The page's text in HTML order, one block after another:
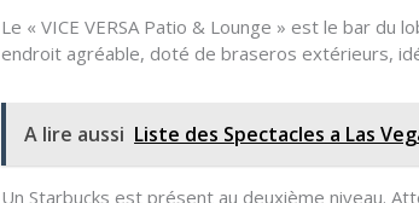
Le « VICE VERSA Patio & Lounge » est le bar
endroit agréable, doté de braseros extérieurs,
A lire aussi Liste des Spectacles a Las
Un Starbucks est présent au deuxième niveau.